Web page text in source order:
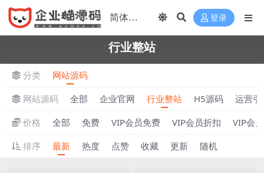
登录
行业整站
分类
网站源码
网站源码
全部 企业官网 行业整站 H5源码
运营引
价格
全部 免费 VIP会员免费 VIP会员折扣
VIP会
排序
最新 热度 点赞 收藏 更新 随机